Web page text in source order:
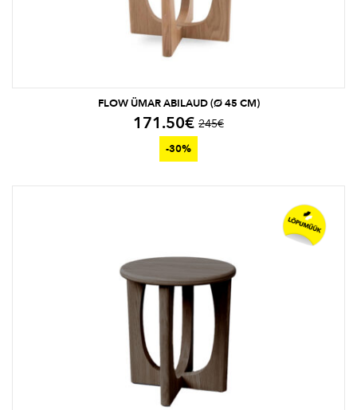
FLOW ÜMAR ABILAUD (Ø 45 CM)
245€
171.50€
-30%